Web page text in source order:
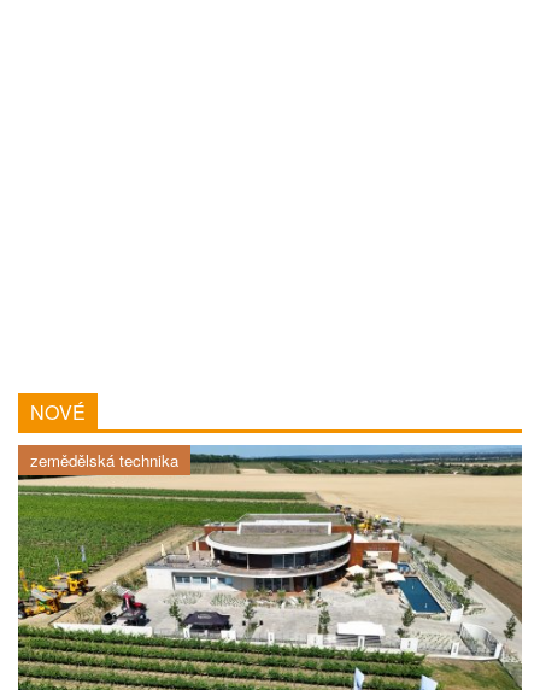
NOVÉ
zemědělská technika